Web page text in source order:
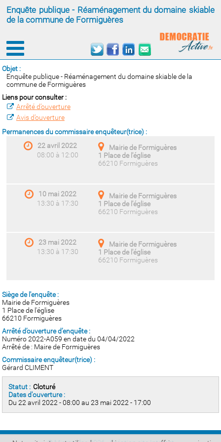
Enquête publique - Réaménagement du domaine skiable
de la commune de Formiguères
Objet :
Enquête publique - Réaménagement du domaine skiable de la
commune de Formiguères
Liens pour consulter :
Arrêté d’ouverture
Avis d’ouverture
Permanences du commissaire enquêteur(trice) :
22 avril 2022
08:00 à 12:00
Mairie de Formiguères
1 Place de l'église
66210 Formiguères
10 mai 2022
13:30 à 17:30
Mairie de Formiguères
1 Place de l'église
66210 Formiguères
23 mai 2022
13:30 à 17:30
Mairie de Formiguères
1 Place de l'église
66210 Formiguères
Siège de l'enquête :
Mairie de Formiguères
1 Place de l'église
66210 Formiguères
Arrêté d’ouverture d’enquête :
Numéro 2022-A059 en date du 04/04/2022
Arrêté de : Maire de Formiguères
Commissaire enquêteur(trice) :
Gérard CLIMENT
Statut : Cloturé
Dates d'ouverture :
Du 22 avril 2022 - 08:00 au 23 mai 2022 - 17:00